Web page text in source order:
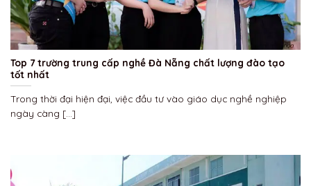
Top 7 trường trung cấp nghề Đà Nẵng chất lượng đào tạo
tốt nhất
Trong thời đại hiện đại, việc đầu tư vào giáo dục nghề nghiệp
ngày càng [...]